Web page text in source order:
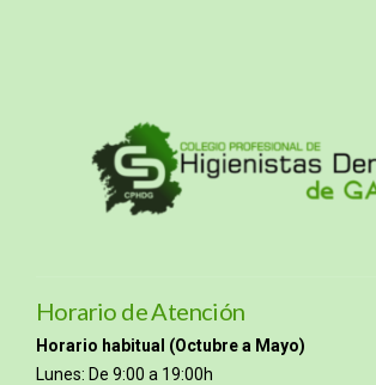
Horario de Atención
Horario habitual (Octubre a Mayo)
Lunes: De 9:00 a 19:00h